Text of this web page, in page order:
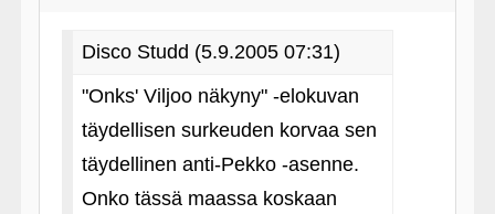
Disco Studd (5.9.2005 07:31)
"Onks' Viljoo näkyny" ‑elokuvan
täydellisen surkeuden korvaa sen
täydellinen anti-Pekko ‑asenne.
Onko tässä maassa koskaan